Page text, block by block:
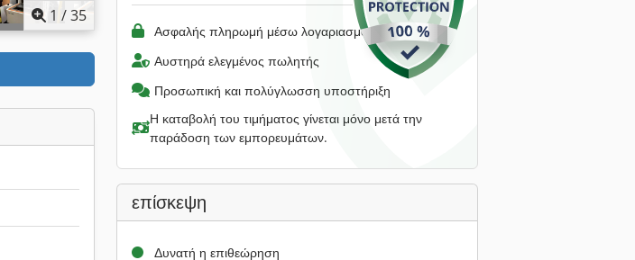
1 /35
Ασφαλής πληρωμή μέσω λογαριασμού μεσεγγύησης
Αυστηρά ελεγμένος πωλητής
Προσωπική και πολύγλωσση υποστήριξη
Η καταβολή του τιμήματος γίνεται μόνο μετά την
παράδοση των εμπορευμάτων.
επίσκεψη
Δυνατή η επιθεώρηση